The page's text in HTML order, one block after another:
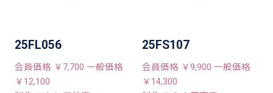
25FL056
会員価格 ￥7,700 一般価格
￥12,100
25FS107
会員価格 ￥9,900 一般価格
￥14,300